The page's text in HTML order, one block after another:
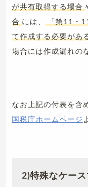
が共有取得する場合
合 には、
「第11・
て作成する必要があ
場合には作成漏れの
なお上記の付表を含
国税庁ホームページ
2)特殊なケー